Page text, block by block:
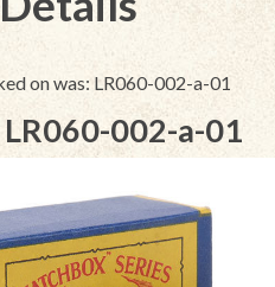
on was: LR060-002-a-01
LR060-002-a-01